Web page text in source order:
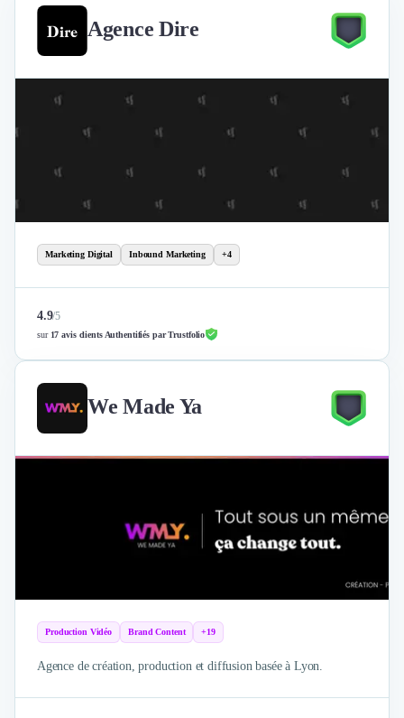
Agence Dire
Marketing Digital Inbound Marketing +4
4.9/5
sur 17 avis clients Authentifiés par Trustfolio
We Made Ya
Production Vidéo Brand Content +19
Agence de création, production et diffusion basée à Lyon.